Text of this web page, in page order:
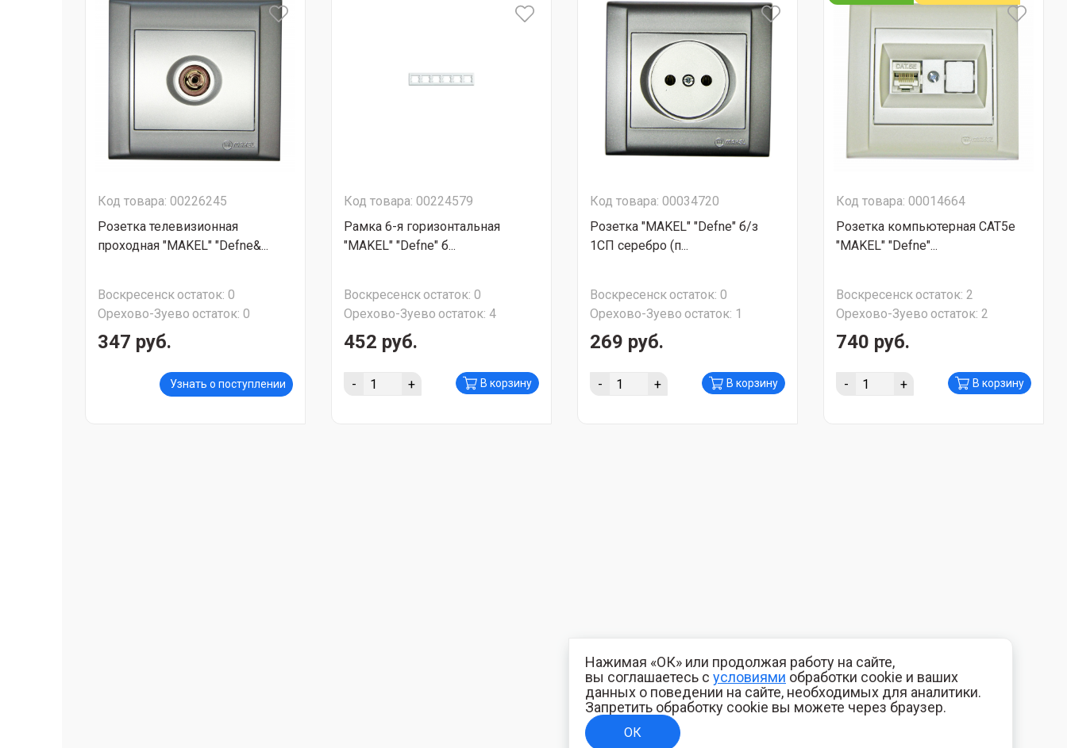
Код товара: 00226245
Розетка телевизионная
проходная "MAKEL" "Defne&...
Воскресенскостаток: 0
Орехово-Зуево остаток: 0
347 руб.
Узнать о поступлении
Код товара: 00224579
Рамка 6-я горизонтальная
"MAKEL" "Defne" б...
Воскресенскостаток: 0
Орехово-Зуево остаток: 4
452 руб.
- + В корзину
Код товара: 00034720
Розетка "MAKEL" "Defne" б/з
1СП серебро (п...
Воскресенскостаток: 0
Орехово-Зуево остаток: 1
269 руб.
- + В корзину
Код товара: 00014664
Розетка компьютерная CAT5е
"MAKEL" "Defne"...
Воскресенскостаток: 2
Орехово-Зуево остаток: 2
740 руб.
- + В корзину
Нажимая «ОК» или продолжая работу на сайте,
вы соглашаетесь с условиями обработки cookie и ваших
данных о поведении на сайте, необходимых для аналитики.
Запретить обработку cookie вы можете через браузер.
ОК